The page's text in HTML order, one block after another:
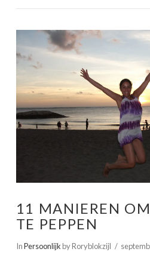
VIEW
11 MANIEREN
TE PEPPEN
InPersoonlijk by Roryblokzijl